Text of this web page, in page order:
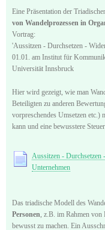
Eine Präsentation der
von Wandelprozessen in
Vortrag:
'Aussitzen - Durchsetzen -
01.01. am Institut für
Universität Innsbruck
Hier wird gezeigt, wie man
Beteiligten zu anderen
vorpreschendes Umsetzen etc.)
kann und eine bewusstere
Aussitzen - Durchsetzen
Unternehmen
Das triadische Modell des
Personen , z.B. im Rahmen
bewusst zu machen. Ein